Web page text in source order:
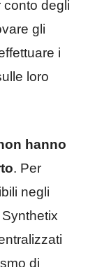
conto degli
gli
i
loro
hanno
. Per
negli
di